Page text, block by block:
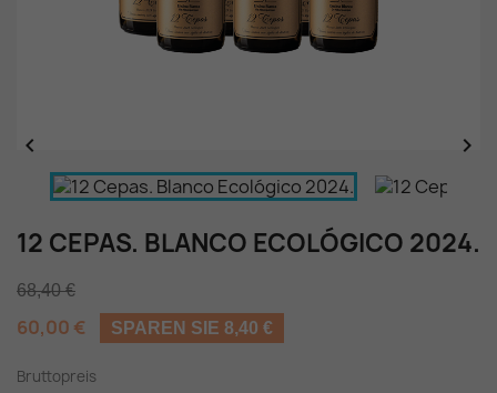
 
12 CEPAS. BLANCO ECOLÓGICO 2024.
68,40 €
60,00 € SPAREN SIE 8,40 €
Bruttopreis